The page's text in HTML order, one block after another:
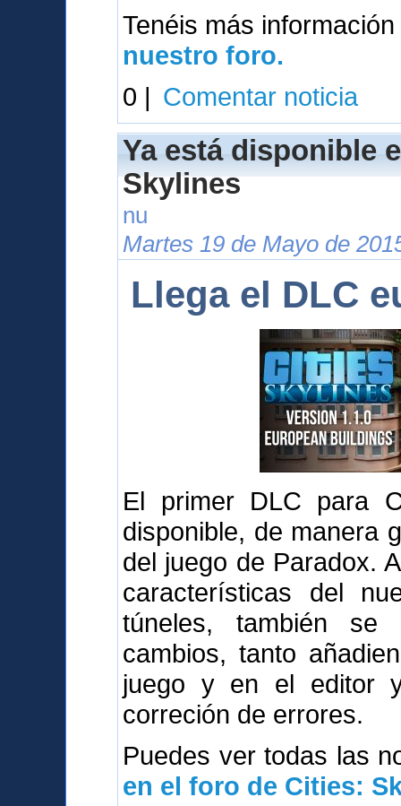
Tenéis más
nuestro foro.
0 | Comentar noticia
Ya está disponible
Skylines
nu
Martes 19 de Mayo de
Llega el DLC
El primer DLC para
disponible, de manera
del juego de Paradox.
características del
túneles, también
cambios, tanto
juego y en el editor
correción de errores.
Puedes ver todas las
en el foro de Cities: